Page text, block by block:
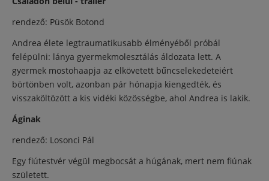
rendező: Püsök Botond
Andrea élete legtraumatikusabb élményéből próbál
felépülni: lánya gyermekmolesztálás áldozata lett. A
gyermek mostohaapja az elkövetett bűncselekedeteiért
börtönben volt, azonban pár hónapja kiengedték, és
visszaköltözött a kis vidéki közösségbe, ahol Andrea is lakik.
Áginak
rendező: Losonci Pál
Egy fiútestvér végül megbocsát a húgának, mert nem fiúnak
született.